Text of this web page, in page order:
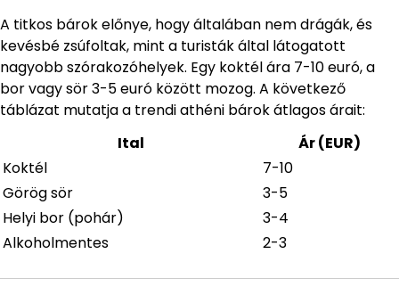
A titkos bárok előnye, hogy általában nem drágák, és
kevésbé zsúfoltak, mint a turisták által látogatott
nagyobb szórakozóhelyek. Egy koktél ára 7-10 euró, a
bor vagy sör 3-5 euró között mozog. A következő
táblázat mutatja a trendi athéni bárok átlagos árait:
Ital
Ár (EUR)
Koktél
7-10
Görög sör
3-5
Helyi bor (pohár)
3-4
Alkoholmentes
2-3